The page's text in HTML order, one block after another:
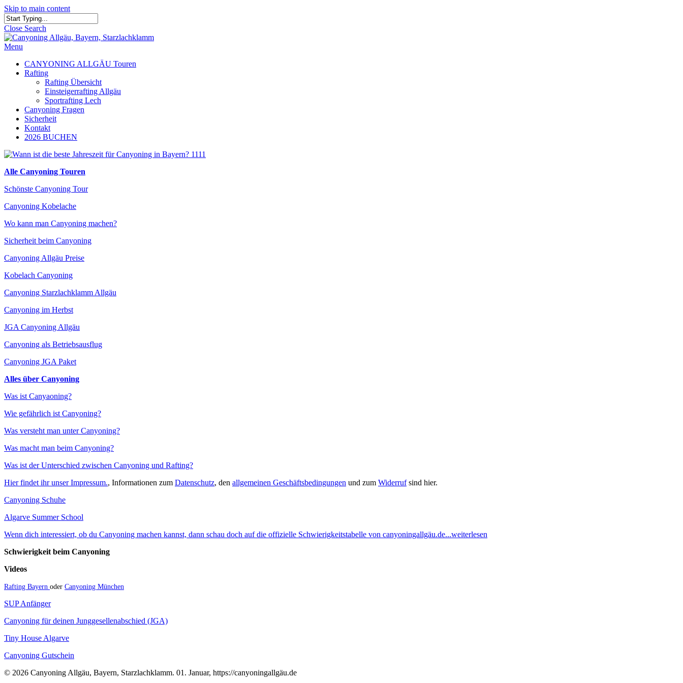
Skip to main content
Close Search
Menu
CANYONING ALLGÄU Touren
Rafting
Rafting Übersicht
Einsteigerrafting Allgäu
Sportrafting Lech
Canyoning Fragen
Sicherheit
Kontakt
2026 BUCHEN
Alle Canyoning Touren
Schönste Canyoning Tour
Canyoning Kobelache
Wo kann man Canyoning machen?
Sicherheit beim Canyoning
Canyoning Allgäu Preise
Kobelach Canyoning
Canyoning Starzlachklamm Allgäu
Canyoning im Herbst
JGA Canyoning Allgäu
Canyoning als Betriebsausflug
Canyoning JGA Paket
Alles über Canyoning
Was ist Canyaoning?
Wie gefährlich ist Canyoning?
Was versteht man unter Canyoning?
Was macht man beim Canyoning?
Was ist der Unterschied zwischen Canyoning und Rafting?
Hier findet ihr unser Impressum., Informationen zum Datenschutz, den allgemeinen Geschäftsbedingungen und zum Widerrufsind hier.
Canyoning Schuhe
Algarve Summer School
Wenn dich interessiert, ob du Canyoning machen kannst, dann schau doch auf die offizielle Schwierigkeitstabelle von canyoningallgäu.de...weiterlesen
Schwierigkeit beim Canyoning
Videos
Rafting Bayern oder Canyoning München
SUP Anfänger
Canyoning für deinen Junggesellenabschied (JGA)
Tiny House Algarve
Canyoning Gutschein
© 2026 Canyoning Allgäu, Bayern, Starzlachklamm. 01. Januar, https://canyoningallgäu.de